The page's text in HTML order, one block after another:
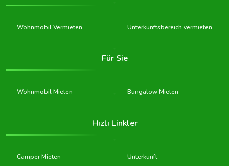
Wohnmobil Vermieten Unterkunftsbereich vermieten
Für Sie
Wohnmobil Mieten Bungalow Mieten
Hızlı Linkler
Camper Mieten
Unterkunft